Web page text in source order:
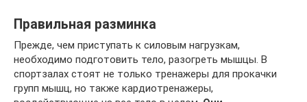
Правильная разминка
Прежде, чем приступать к силовым нагрузкам,
необходимо подготовить тело, разогреть мышцы. В
спортзалах стоят не только тренажеры для прокачки
групп мышц, но также кардиотренажеры,